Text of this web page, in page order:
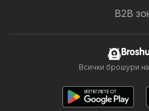
B2B
Всички брошури